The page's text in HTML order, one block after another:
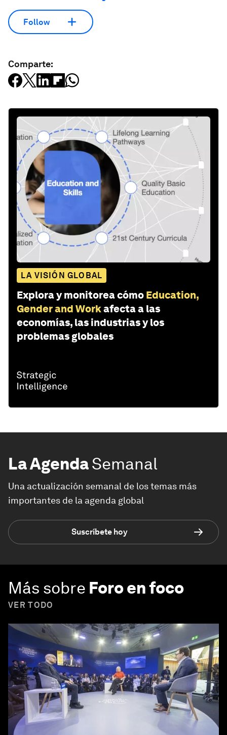
Follow
Comparte:
LA VISIÓN GLOBAL
Explora y monitorea cómo Education,
Gender and Workafecta a las
economías, las industrias y los
problemas globales
La AgendaSemanal
Una actualización semanal de los temas más
importantes de la agenda global
Suscríbete hoy
Más sobre Foro en foco
VER TODO